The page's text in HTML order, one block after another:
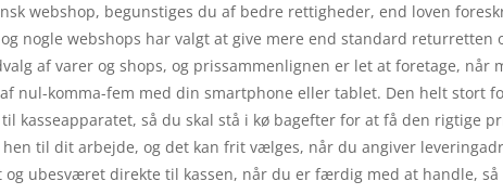
webshop, begunstiges du af bedre rettigheder, end loven
nogle webshops har valgt at give mere end standard
af varer og shops, og prissammenlignen er let at foretage, når
nul-komma-fem med din smartphone eller tablet. Den helt stort
kasseapparatet, så du skal stå i kø bagefter for at få den rigtige
til dit arbejde, og det kan frit vælges, når du angiver
og ubesværet direkte til kassen, når du er færdig med at handle,